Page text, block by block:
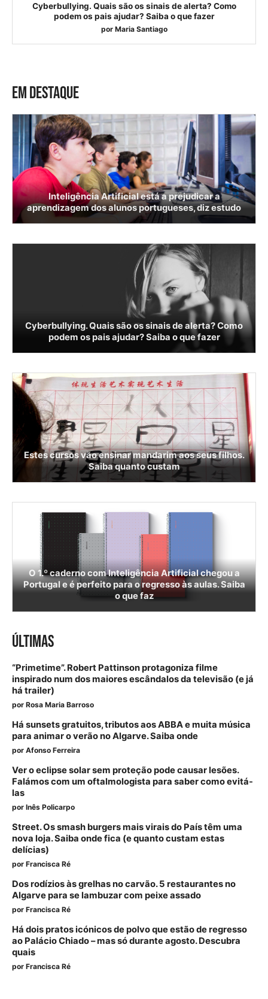
Cyberbullying. Quais são os sinais de alerta? Como
podem os pais ajudar? Saiba o que fazer
por Maria Santiago
EM DESTAQUE
Inteligência Artificial está a prejudicar a
aprendizagem dos alunos portugueses, diz estudo
Cyberbullying. Quais são os sinais de alerta? Como
podem os pais ajudar? Saiba o que fazer
Estes cursos vão ensinar mandarim aos seus filhos.
Saiba quanto custam
O 1.º caderno com Inteligência Artificial chegou a
Portugal e é perfeito para o regresso às aulas. Saiba
o que faz
ÚLTIMAS
“Primetime”. Robert Pattinson protagoniza filme
inspirado num dos maiores escândalos da televisão (e já
há trailer)
por Rosa Maria Barroso
Há sunsets gratuitos, tributos aos ABBA e muita música
para animar o verão no Algarve. Saiba onde
por Afonso Ferreira
Ver o eclipse solar sem proteção pode causar lesões.
Falámos com um oftalmologista para saber como evitá-
las
por Inês Policarpo
Street. Os smash burgers mais virais do País têm uma
nova loja. Saiba onde fica (e quanto custam estas
delícias)
por Francisca Ré
Dos rodízios às grelhas no carvão. 5 restaurantes no
Algarve para se lambuzar com peixe assado
por Francisca Ré
Há dois pratos icónicos de polvo que estão de regresso
ao Palácio Chiado – mas só durante agosto. Descubra
quais
por Francisca Ré